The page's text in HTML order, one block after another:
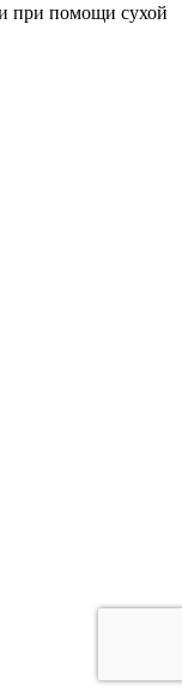
при помощи сухой